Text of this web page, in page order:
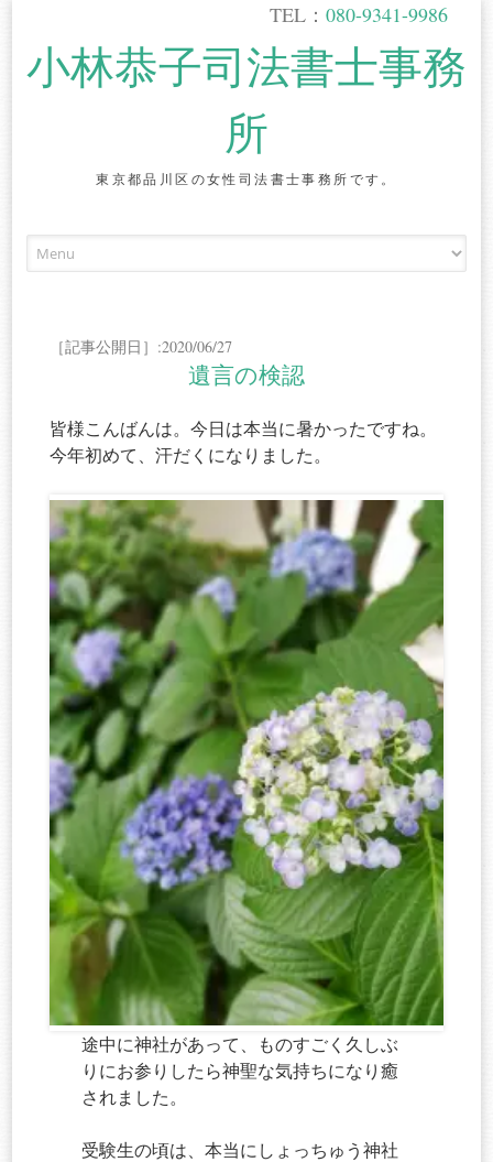
TEL： 080-9341-9986
小林恭子司法書士事務
所
東京都品川区の女性司法書士事務所です。
content
［記事公開日］:2020/06/27
遺言の検認
皆様こんばんは。今日は本当に暑かったですね。
今年初めて、汗だくになりました。
途中に神社があって、ものすごく久しぶ
りにお参りしたら神聖な気持ちになり癒
されました。
受験生の頃は、本当にしょっちゅう神社